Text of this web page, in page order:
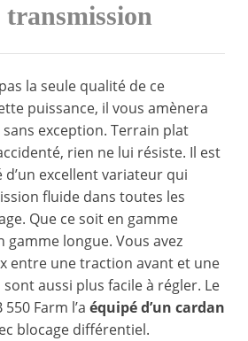
transmission
la seule qualité de ce
puissance, il vous amènera
exception. Terrain plat
rien ne lui résiste. Il est
excellent variateur qui
fluide dans toutes les
Que ce soit en gamme
gamme longue. Vous avez
entre une traction avant et une
aussi plus facile à régler. Le
Farm l’a équipé d’un cardan
blocage différentiel.